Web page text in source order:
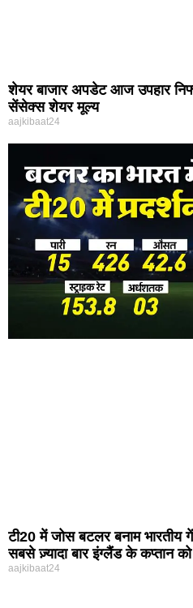
शेयर बाजार अपडेट आज उपहार
सेंसेक्स शेयर मूल्य
aajkibaat24
टी20 में जोस बटलर बनाम भारतीय
सबसे ज़्यादा बार इंग्लैंड के कप्तान
aajkibaat24